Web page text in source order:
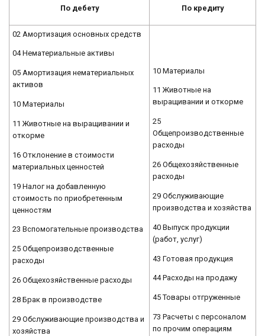
По дебету По кредиту
02 Амортизация основных средств
04 Нематериальные активы
05 Амортизация нематериальных
активов
10 Материалы
11 Животные на выращивании и
откорме
16 Отклонение в стоимости
материальных ценностей
19 Налог на добавленную
стоимость по приобретенным
ценностям
23 Вспомогательные производства
25 Общепроизводственные
расходы
26 Общехозяйственные расходы
28 Брак в производстве
29 Обслуживающие производства и
хозяйства
10 Материалы
11 Животные на
выращивании и откорме
25
Общепроизводственные
расходы
26 Общехозяйственные
расходы
29 Обслуживающие
производства и хозяйства
40 Выпуск продукции
(работ, услуг)
43 Готовая продукция
44 Расходы на продажу
45 Товары отгруженные
73 Расчеты с персоналом
по прочим операциям